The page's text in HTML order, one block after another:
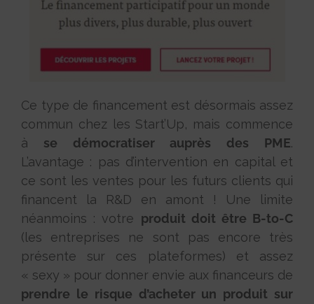
Ce type de financement est désormais assez
commun chez les Start’Up, mais commence
à se démocratiser auprès des PME.
L’avantage : pas d’intervention en capital et
ce sont les ventes pour les futurs clients qui
financent la R&D en amont ! Une limite
néanmoins : votre produit doit être B-to-C
(les entreprises ne sont pas encore très
présente sur ces plateformes) et assez
« sexy » pour donner envie aux financeurs de
prendre le risque d’acheter un produit sur